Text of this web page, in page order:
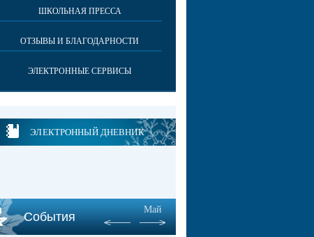
ШКОЛЬНАЯ ПРЕССА
ОТЗЫВЫ И БЛАГОДАРНОСТИ
ЭЛЕКТРОННЫЕ СЕРВИСЫ
ЭЛЕКТРОННЫЙ ДНЕВНИК
События
Май